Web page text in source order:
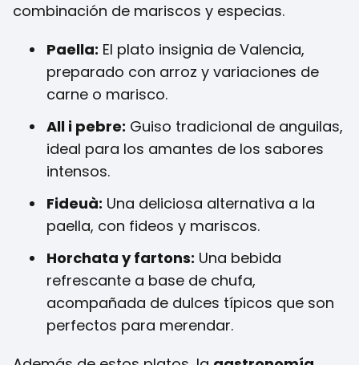
combinación de mariscos y especias.
Paella: El plato insignia de Valencia,
preparado con arroz y variaciones de
carne o marisco.
All i pebre: Guiso tradicional de anguilas,
ideal para los amantes de los sabores
intensos.
Fideuà: Una deliciosa alternativa a la
paella, con fideos y mariscos.
Horchata y fartons: Una bebida
refrescante a base de chufa,
acompañada de dulces típicos que son
perfectos para merendar.